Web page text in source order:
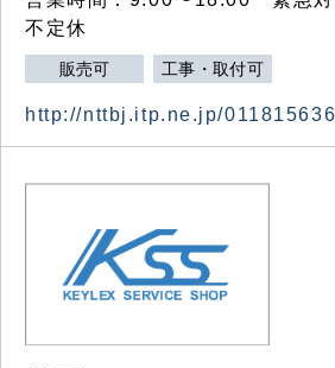
不定休
販売可 工事・取付可
http://nttbj.itp.ne.jp/